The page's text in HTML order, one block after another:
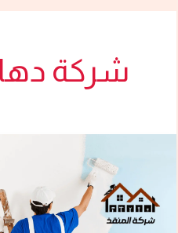
شركة
شركات
صبغ
في